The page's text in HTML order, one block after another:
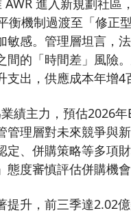
衡機制過渡至「修正
敏感。管理層坦言，
的「時間差」風險
出，供應成本年增4
績主力，預估2026
理層對未來競爭與
定、併購策略等多項
度審慎評估併購機會
升，前三季達2.02